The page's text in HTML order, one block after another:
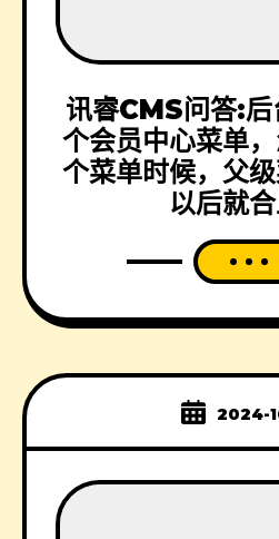
讯睿CMS问答:
个会员中心菜单
个菜单时候，父
以后就
2024-